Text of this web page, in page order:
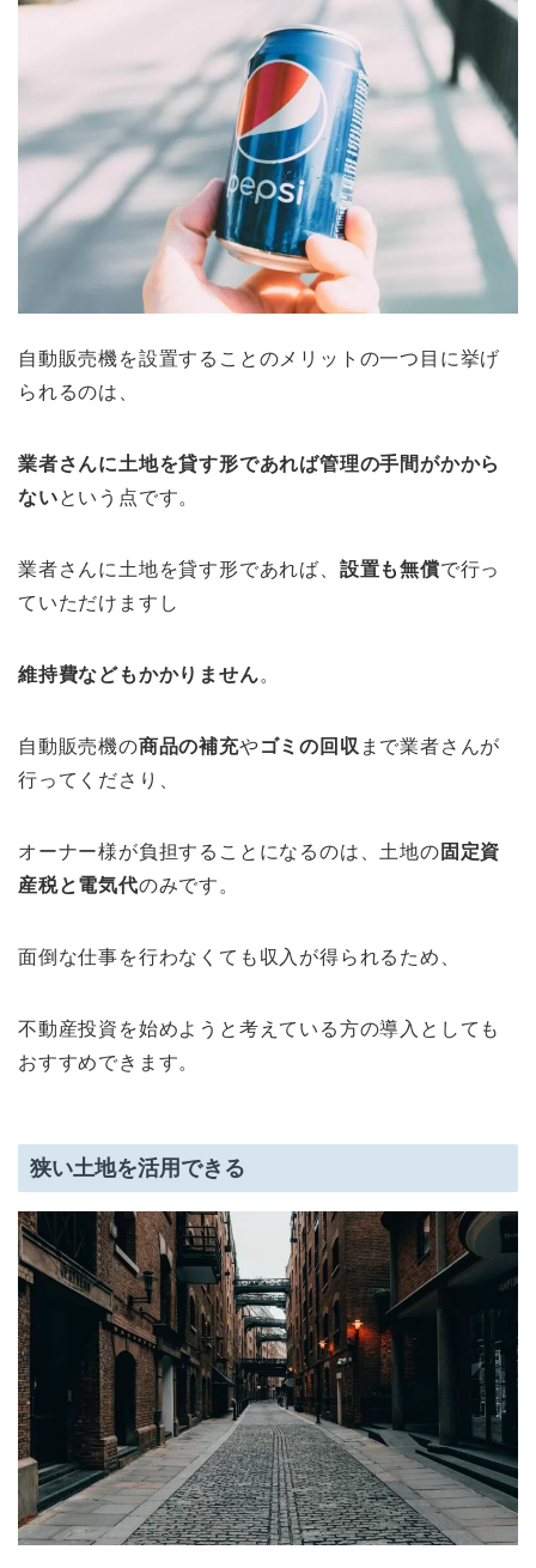
自動販売機を設置することのメリットの一つ目に挙げ
られるのは、
業者さんに土地を貸す形であれば管理の手間がかから
ないという点です。
業者さんに土地を貸す形であれば、 設置も無償で行っ
ていただけますし
維持費などもかかりません。
自動販売機の商品の補充やゴミの回収 まで業者さんが
行ってくださり、
オーナー様が負担することになるのは、土地の 固定資
産税と電気代のみです。
面倒な仕事を行わなくても収入が得られるため、
不動産投資を始めようと考えている方の導入としても
おすすめできます。
狭い土地を活用できる